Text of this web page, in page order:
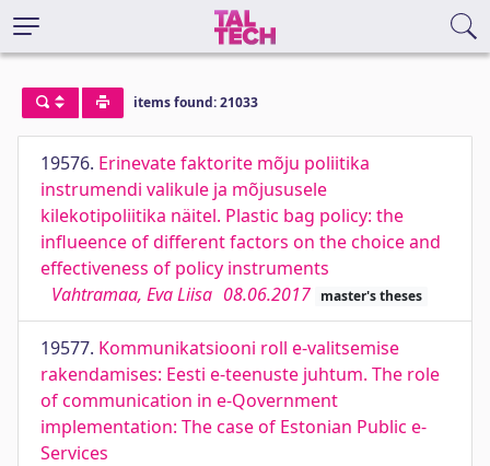
items found: 21033
19576. Erinevate faktorite mõju poliitika
instrumendi valikule ja mõjususele
kilekotipoliitika näitel. Plastic bag policy: the
influeence of different factors on the choice and
effectiveness of policy instruments
Vahtramaa, Eva Liisa 08.06.2017 master's theses
19577. Kommunikatsiooni roll e-valitsemise
rakendamises: Eesti e-teenuste juhtum. The role
of communication in e-Qovernment
implementation: The case of Estonian Public e-
Services